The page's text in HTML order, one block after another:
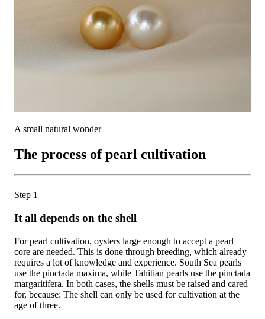
A small natural wonder
The process of pearl cultivation
Step 1
It all depends on the shell
For pearl cultivation, oysters large enough to accept a pearl
core are needed. This is done through breeding, which already
requires a lot of knowledge and experience. South Sea pearls
use the pinctada maxima, while Tahitian pearls use the pinctada
margaritifera. In both cases, the shells must be raised and cared
for, because: The shell can only be used for cultivation at the
age of three.